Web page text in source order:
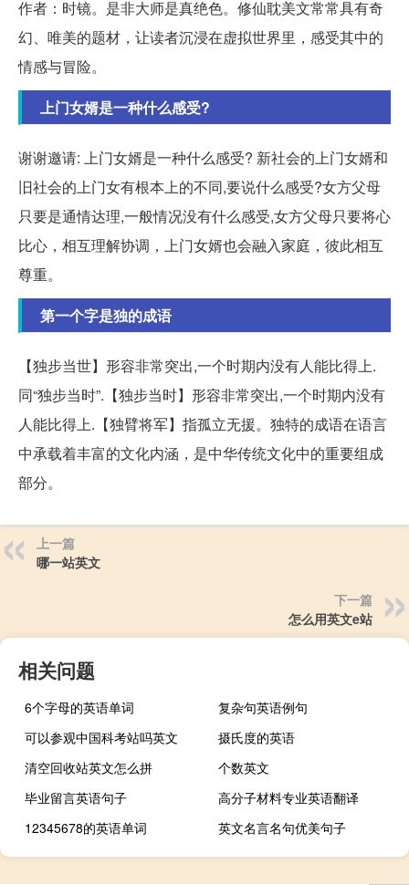
作者：时镜。是非大师是真绝色。修仙耽美文常常具有奇
幻、唯美的题材，让读者沉浸在虚拟世界里，感受其中的
情感与冒险。
上门女婿是一种什么感受?
谢谢邀请: 上门女婿是一种什么感受? 新社会的上门女婿和
旧社会的上门女有根本上的不同,要说什么感受?女方父母
只要是通情达理,一般情况没有什么感受,女方父母只要将心
比心，相互理解协调，上门女婿也会融入家庭，彼此相互
尊重。
第一个字是独的成语
【独步当世】形容非常突出,一个时期内没有人能比得上.
同“独步当时”.【独步当时】形容非常突出,一个时期内没有
人能比得上.【独臂将军】指孤立无援。独特的成语在语言
中承载着丰富的文化内涵，是中华传统文化中的重要组成
部分。
上一篇
哪一站英文
下一篇
怎么用英文e站
相关问题
6个字母的英语单词
复杂句英语例句
可以参观中国科考站吗英文
摄氏度的英语
清空回收站英文怎么拼
个数英文
毕业留言英语句子
高分子材料专业英语翻译
12345678的英语单词
英文名言名句优美句子